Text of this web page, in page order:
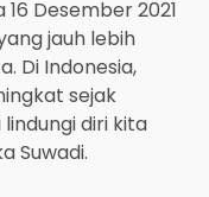
Desember 2021
jauh lebih
Di Indonesia,
sejak
diri kita
Suwadi.